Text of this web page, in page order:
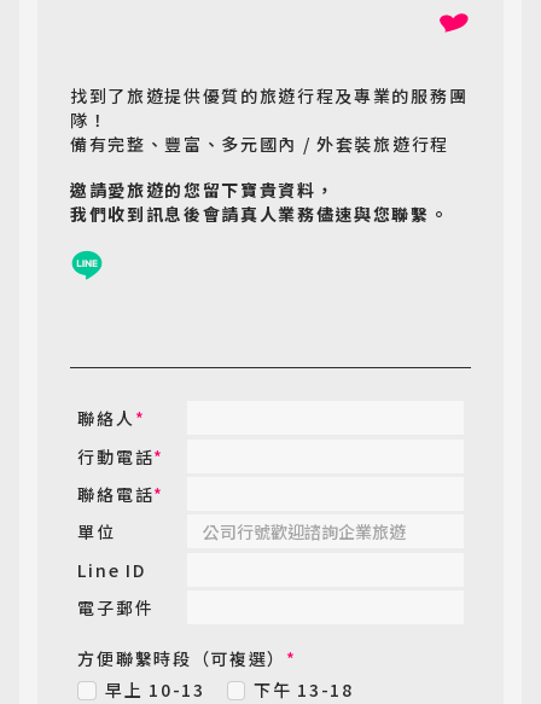
找到了旅遊提供優質的旅遊行程及專業的服務團
隊！
備有完整、豐富、多元國內 / 外套裝旅遊行程
邀請愛旅遊的您留下寶貴資料，
我們收到訊息後會請真人業務儘速與您聯繫。
聯絡人*
行動電話*
聯絡電話*
單位
Line ID
電子郵件
方便聯繫時段（可複選） *
早上 10-13
下午 13-18